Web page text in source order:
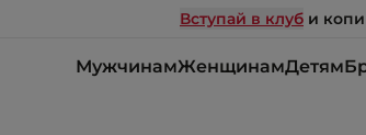
Вступай в клуб и
МужчинамЖенщинамДетям